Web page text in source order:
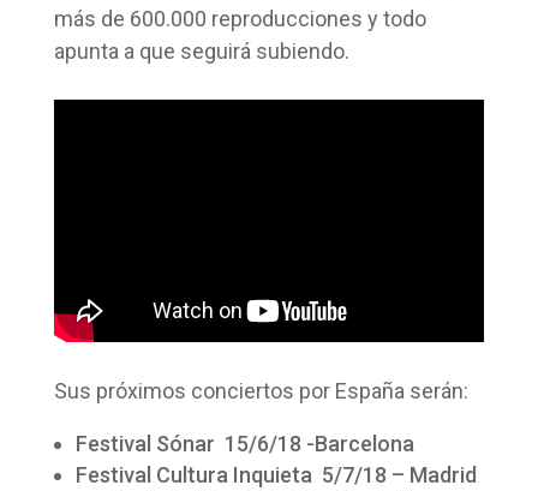
más de 600.000 reproducciones y todo
apunta a que seguirá subiendo.
Sus próximos conciertos por España serán:
Festival Sónar 15/6/18 -Barcelona
Festival Cultura Inquieta 5/7/18 – Madrid